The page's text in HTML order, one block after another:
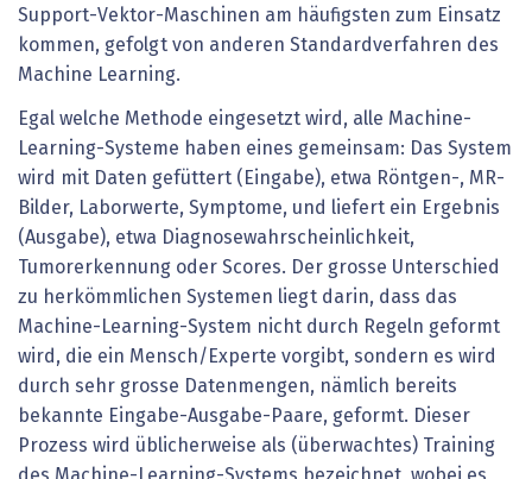
Support-Vektor-Maschinen am häufigsten zum Einsatz
kommen, gefolgt von anderen Standardverfahren des
Machine Learning.
Egal welche Methode eingesetzt wird, alle Machine-
Learning-Systeme haben eines gemeinsam: Das System
wird mit Daten gefüttert (Eingabe), etwa Röntgen-, MR-
Bilder, Laborwerte, Symptome, und liefert ein Ergebnis
(Ausgabe), etwa Diagnosewahrscheinlichkeit,
Tumorerkennung oder Scores. Der grosse Unterschied
zu herkömmlichen Systemen liegt darin, dass das
Machine-Learning-System nicht durch Regeln geformt
wird, die ein Mensch/Experte vorgibt, sondern es wird
durch sehr grosse Datenmengen, nämlich bereits
bekannte Eingabe-Ausgabe-Paare, geformt. Dieser
Prozess wird üblicherweise als (überwachtes) Training